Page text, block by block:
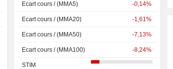
Ecart cours / (MMA5) -0,14%
Ecart cours / (MMA20) -1,61%
Ecart cours / (MMA50) -7,13%
Ecart cours / (MMA100) -8,24%
STIM